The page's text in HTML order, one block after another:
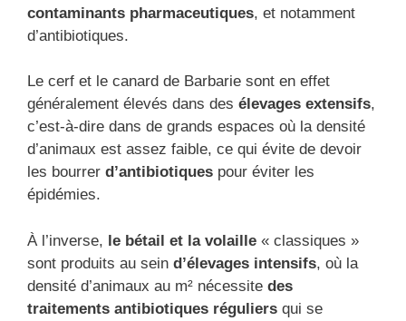
contaminants pharmaceutiques, et notamment
d’antibiotiques.
Le cerf et le canard de Barbarie sont en effet
généralement élevés dans des élevages extensifs,
c’est-à-dire dans de grands espaces où la densité
d’animaux est assez faible, ce qui évite de devoir
les bourrer d’antibiotiques pour éviter les
épidémies.
À l’inverse, le bétail et la volaille « classiques »
sont produits au sein d’élevages intensifs, où la
densité d’animaux au m² nécessite des
traitements antibiotiques réguliers qui se